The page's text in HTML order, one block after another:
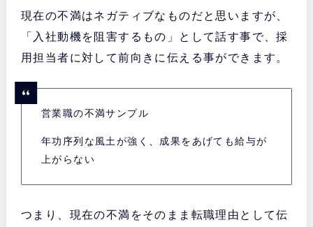
現在の不満はネガティブなものだと思いますが、
「入社動機を阻害するもの」として話す事で、採
用担当者に対して前向きに伝える事ができます。
営業職の不満サンプル
年功序列な風土が強く、成果をあげても給与が
上がらない
つまり、現在の不満をそのまま転職理由として伝